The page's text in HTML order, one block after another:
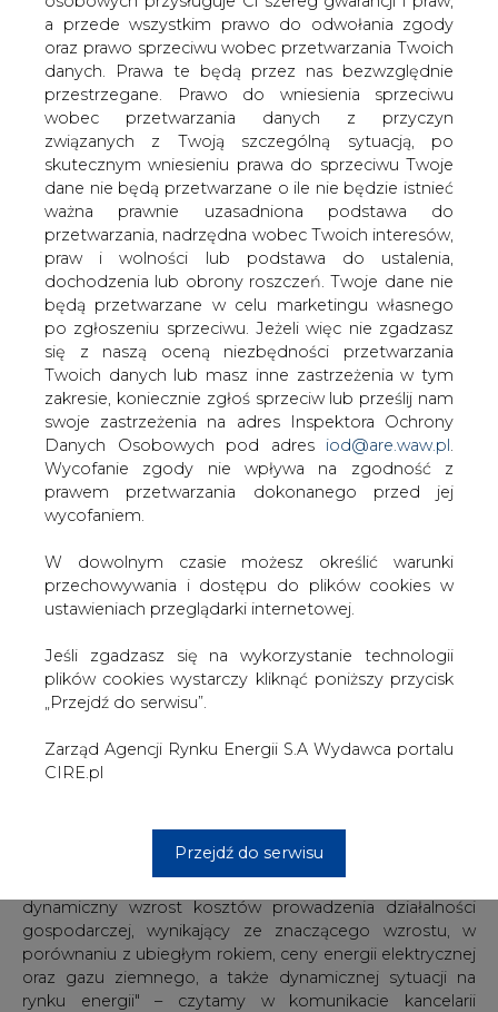
a przede wszystkim prawo do odwołania zgody
oraz prawo sprzeciwu wobec przetwarzania Twoich
danych. Prawa te będą przez nas bezwzględnie
przestrzegane. Prawo do wniesienia sprzeciwu
wobec przetwarzania danych z przyczyn
związanych z Twoją szczególną sytuacją, po
skutecznym wniesieniu prawa do sprzeciwu Twoje
dane nie będą przetwarzane o ile nie będzie istnieć
ważna prawnie uzasadniona podstawa do
przetwarzania, nadrzędna wobec Twoich interesów,
praw i wolności lub podstawa do ustalenia,
dochodzenia lub obrony roszczeń. Twoje dane nie
będą przetwarzane w celu marketingu własnego
po zgłoszeniu sprzeciwu. Jeżeli więc nie zgadzasz
się z naszą oceną niezbędności przetwarzania
Twoich danych lub masz inne zastrzeżenia w tym
zakresie, koniecznie zgłoś sprzeciw lub prześlij nam
swoje zastrzeżenia na adres Inspektora Ochrony
Danych Osobowych pod adres iod@are.waw.pl
Wycofanie zgody nie wpływa na zgodność z
prawem przetwarzania dokonanego przed jej
wycofaniem.
W dowolnym czasie możesz określić warunki
przechowywania i dostępu do plików cookies w
ustawieniach przeglądarki internetowej.
Jeśli zgadzasz się na wykorzystanie technologii
plików cookies wystarczy kliknąć poniższy przycisk
„Przejdź do serwisu”.
Zarząd Agencji Rynku Energii S.A Wydawca portalu
CIRE.pl
Przejdź do serwisu
Prezydent podpisał ustawę o
wsparciu firm wz. z sytuacją na
rynku energii do 2024 r.
Prezydent podpisał ustawę o zasadach
realizacji programów wsparcia
przedsiębiorców w związku z sytuacją
na rynku energii w latach 2022-2024,
której celem jest udzielenie wsparcia
finansowego tym grupom
przedsiębiorców, dla których
prowadzenie działalności gospodarczej
jest zagrożone z uwagi na wzrost cen
Prezydent podpisał ustawę o zasadach realizacji
programów wsparcia przedsiębiorców w związku z
celem jest udzielenie wsparcia finansowego tym grupom
przedsiębiorców, dla których prowadzenie działalności
gospodarczej jest zagrożone z uwagi na wzrost cen
Kancelaria Prezydenta.
udzielenie wsparcia finansowego określonym grupom
przedsiębiorców, w przypadku których prowadzenie
działalności gospodarczej jest zagrożone z uwagi na
dynamiczny wzrost kosztów prowadzenia działalności
gospodarczej, wynikający ze znaczącego wzrostu, w
porównaniu z ubiegłym rokiem, ceny energii elektrycznej
oraz gazu ziemnego, a także dynamicznej sytuacji na
rynku energii" – czytamy w komunikacie kancelarii